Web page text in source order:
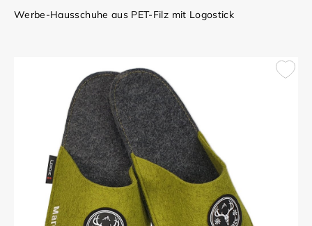
Werbe-Hausschuhe aus PET-Filz mit Logostick